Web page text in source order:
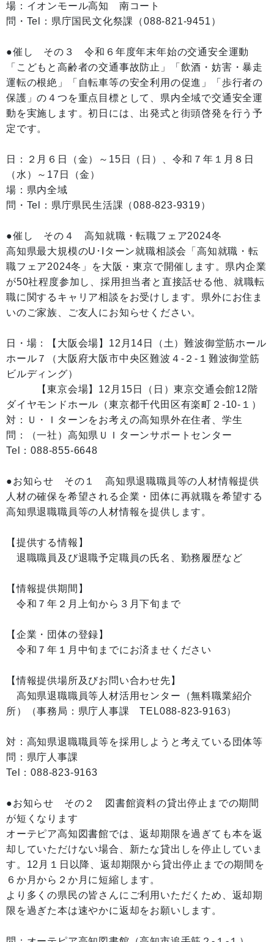
場：イオンモール高知 南コート
問・Tel：県庁国民文化祭課（088-821-9451）
●催し その３ 令和６年度年末年始の交通安全運動
「こどもと高齢者の交通事故防止」「飲酒・妨害・暴走
運転の根絶」「自転車等の安全利用の促進」「歩行者の
保護」の４つを重点目標として、県内全域で交通安全運
動を実施します。初日には、出発式と街頭啓発を行う予
定です。
日：２月６日（金）～15日（日）、令和７年１月８日
（水）～17日（金）
場：県内全域
問・Tel：県庁県民生活課（088-823-9319）
●催し その４ 高知就職・転職フェア2024冬
高知県最大規模のU･Iターン就職相談会「高知就職・転
職フェア2024冬」を大阪・東京で開催します。県内企業
が50社程度参加し、採用担当者と直接話せる他、就職転
職に関するキャリア相談をお受けします。県外にお住ま
いのご家族、ご友人にお知らせください。
日・場：【大阪会場】12月14日（土）難波御堂筋ホール
ホール７（大阪府大阪市中央区難波４-２-１難波御堂筋
ビルディング）
【東京会場】12月15日（日）東京交通会館12階
ダイヤモンドホール（東京都千代田区有楽町２-10-１）
対：Ｕ・Ｉターンをお考えの高知県外在住者、学生
問：（一社）高知県ＵＩターンサポートセンター
Tel：088-855-6648
●お知らせ その１ 高知県退職職員等の人材情報提供
人材の確保を希望される企業・団体に再就職を希望する
高知県退職職員等の人材情報を提供します。
【提供する情報】
退職職員及び退職予定職員の氏名、勤務履歴など
【情報提供期間】
令和７年２月上旬から３月下旬まで
【企業・団体の登録】
令和７年１月中旬までにお済ませください
【情報提供場所及びお問い合わせ先】
高知県退職職員等人材活用センター（無料職業紹介
所）（事務局：県庁人事課 TEL088-823-9163）
対：高知県退職職員等を採用しようと考えている団体等
問：県庁人事課
Tel：088-823-9163
●お知らせ その２ 図書館資料の貸出停止までの期間
が短くなります
オーテピア高知図書館では、返却期限を過ぎても本を返
却していただけない場合、新たな貸出しを停止していま
す。12月１日以降、返却期限から貸出停止までの期間を
６か月から２か月に短縮します。
より多くの県民の皆さんにご利用いただくため、返却期
限を過ぎた本は速やかに返却をお願いします。